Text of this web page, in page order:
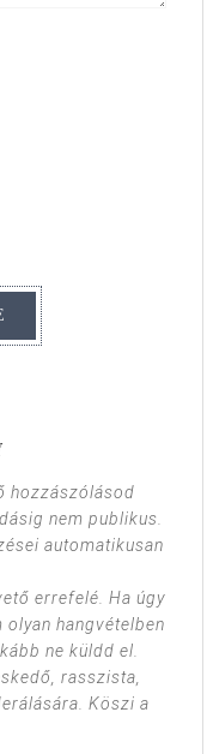
hozzászólásod
nem publikus.
automatikusan
errefelé. Ha úgy
hangvételben
ne küldd el.
rasszista,
Köszi a